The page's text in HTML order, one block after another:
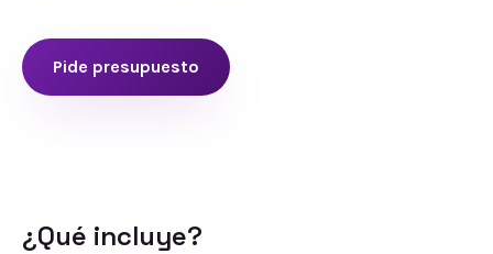
Pide presupuesto
¿Qué incluye?